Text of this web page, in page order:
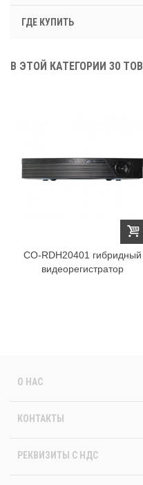
ГДЕ КУПИТЬ
В ЭТОЙ КАТЕГОРИИ 30
CO-RDH20401 гибридный
видеорегистратор
О НАС
КОНТАКТЫ
РЕКВИЗИТЫ C НДС